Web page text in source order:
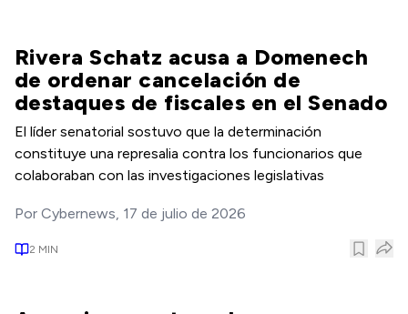
Rivera Schatz acusa a Domenech
de ordenar cancelación de
destaques de fiscales en el Senado
El líder senatorial sostuvo que la determinación
constituye una represalia contra los funcionarios que
colaboraban con las investigaciones legislativas
Por Cybernews, 17 de julio de 2026
2 MIN